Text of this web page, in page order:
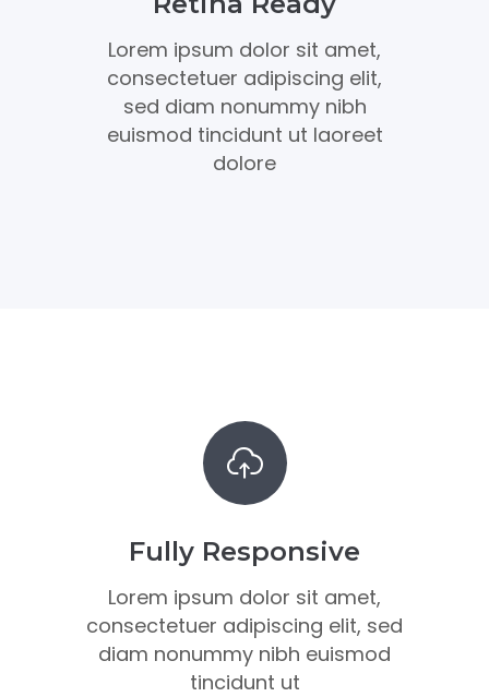
Lorem ipsum dolor sit amet,
consectetuer adipiscing elit,
sed diam nonummy nibh
euismod tincidunt ut laoreet
dolore
Fully Responsive
Lorem ipsum dolor sit amet,
consectetuer adipiscing elit, sed
diam nonummy nibh euismod
tincidunt ut